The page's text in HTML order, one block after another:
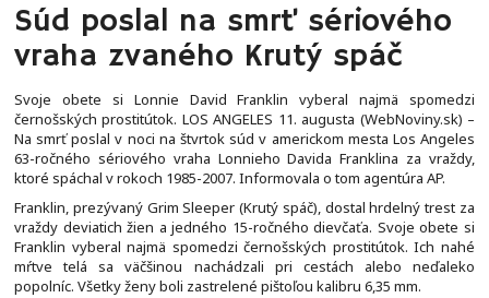
Súd poslal na smrť sériového
vraha zvaného Krutý spáč
Svoje obete si Lonnie David Franklin vyberal najmä spomedzi
černošských prostitútok. LOS ANGELES 11. augusta (WebNoviny.sk) –
Na smrť poslal v noci na štvrtok súd v americkom mesta Los Angeles
63-ročného sériového vraha Lonnieho Davida Franklina za vraždy,
ktoré spáchal v rokoch 1985-2007. Informovala o tom agentúra AP.
Franklin, prezývaný Grim Sleeper (Krutý spáč), dostal hrdelný trest za
vraždy deviatich žien a jedného 15-ročného dievčaťa. Svoje obete si
Franklin vyberal najmä spomedzi černošských prostitútok. Ich nahé
mŕtve telá sa väčšinou nachádzali pri cestách alebo neďaleko
popolníc. Všetky ženy boli zastrelené pištoľou kalibru 6,35 mm.